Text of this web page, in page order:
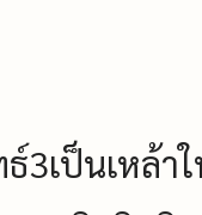
3เป็นเหล้า